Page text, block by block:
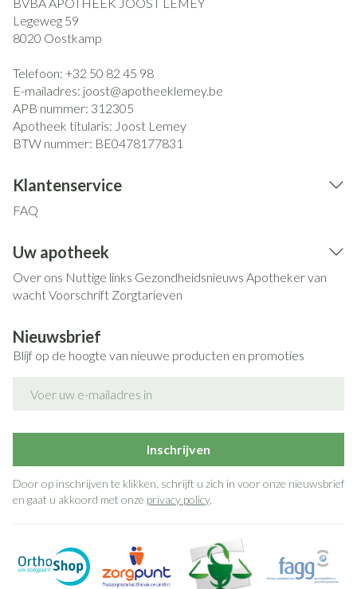
Legeweg 59
8020 Oostkamp
Telefoon: +32 50 82 45 98
E-mailadres: joost@apotheeklemey.be
APB nummer: 312305
Apotheek titularis: Joost Lemey
BTW nummer: BE0478177831
Klantenservice
FAQ
Uw apotheek
Over ons Nuttige links Gezondheidsnieuws Apotheker van
wachtVoorschrift Zorgtarieven
Nieuwsbrief
Blijf op de hoogte van nieuwe producten en promoties
Inschrijven
Door op inschrijven te klikken, schrijft u zich in voor onze nieuwsbrief
en gaat u akkoord met onze privacy policy.